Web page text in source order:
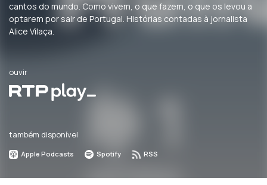
cantos do mundo. Como vivem, o que fazem, o que os levou a
optarem por sair de Portugal. Histórias contadas à jornalista
Alice Vilaça.
ouvir
também disponível
Apple Podcasts Spotify RSS